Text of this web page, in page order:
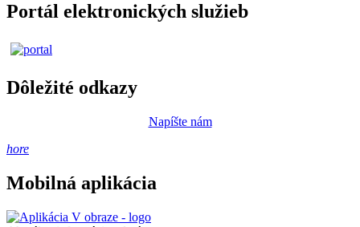
Portál elektronických služieb
Dôležité odkazy
Napíšte nám
hore
Mobilná aplikácia